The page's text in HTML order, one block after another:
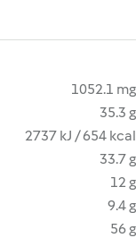
1052.1 mg
35.3 g
2737 kJ / 654 kcal
33.7 g
12 g
9.4 g
56 g